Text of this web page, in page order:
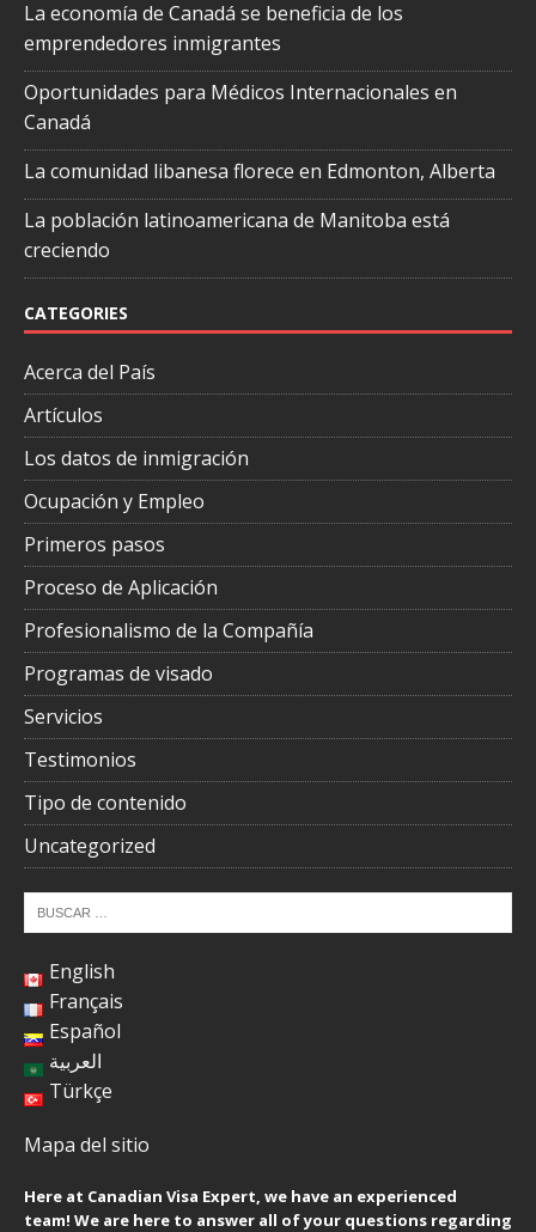
La economía de Canadá se beneficia de los
emprendedores inmigrantes
Oportunidades para Médicos Internacionales en
Canadá
La comunidad libanesa florece en Edmonton, Alberta
La población latinoamericana de Manitoba está
creciendo
CATEGORIES
Acerca del País
Artículos
Los datos de inmigración
Ocupación y Empleo
Primeros pasos
Proceso de Aplicación
Profesionalismo de la Compañía
Programas de visado
Servicios
Testimonios
Tipo de contenido
Uncategorized
English
Français
Español
العربية
Türkçe
Mapa del sitio
Here at Canadian Visa Expert, we have an experienced
team! We are here to answer all of your questions regarding